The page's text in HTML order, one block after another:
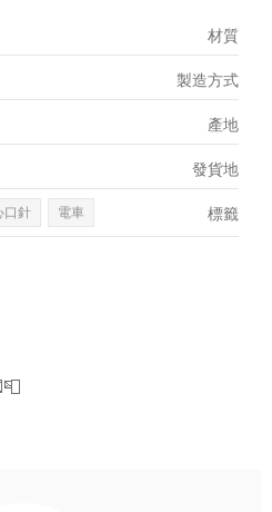
材質
製造方式
產地
發貨地
標籤
口針 電車